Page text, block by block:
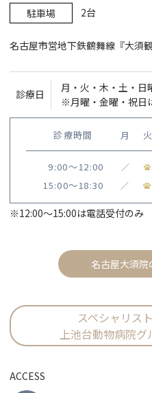
駐車場 2台
名古屋市営地下鉄鶴舞線『大須
診療日
月・火・木・土・日
※月曜・金曜・祝日
診療時間 月 火
9:00〜12:00 ／
15:00〜18:30 ／
※12:00〜15:00は電話受付のみ
名古屋大須院
スペシャリス
上池台動物病院グ
ACCESS